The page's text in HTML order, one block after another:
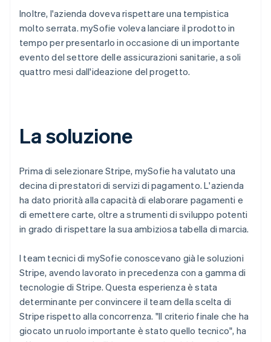
Inoltre, l'azienda doveva rispettare una tempistica
molto serrata. mySofie voleva lanciare il prodotto in
tempo per presentarlo in occasione di un importante
evento del settore delle assicurazioni sanitarie, a soli
quattro mesi dall'ideazione del progetto.
La soluzione
Prima di selezionare Stripe, mySofie ha valutato una
decina di prestatori di servizi di pagamento. L'azienda
ha dato priorità alla capacità di elaborare pagamenti e
di emettere carte, oltre a strumenti di sviluppo potenti
in grado di rispettare la sua ambiziosa tabella di marcia.
I team tecnici di mySofie conoscevano già le soluzioni
Stripe, avendo lavorato in precedenza con a gamma di
tecnologie di Stripe. Questa esperienza è stata
determinante per convincere il team della scelta di
Stripe rispetto alla concorrenza. "Il criterio finale che ha
giocato un ruolo importante è stato quello tecnico", ha